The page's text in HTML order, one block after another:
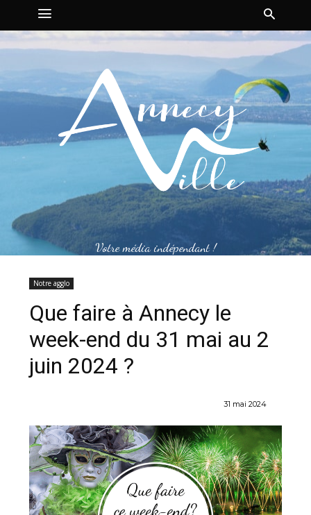
Votre média indépendant !
Notre agglo
Que faire à Annecy le
week-end du 31 mai au 2
juin 2024 ?
31 mai 2024